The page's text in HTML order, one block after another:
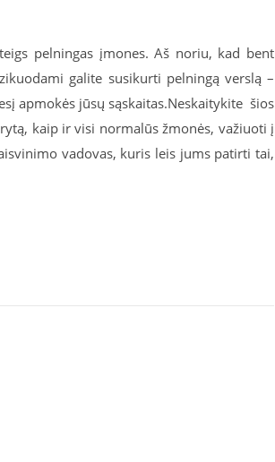
pelningas įmones. Aš noriu, kad bent
galite susikurti pelningą verslą –
apmokės jūsų sąskaitas.Neskaitykite šios
kaip ir visi normalūs žmonės, važiuoti į
vadovas, kuris leis jums patirti tai,